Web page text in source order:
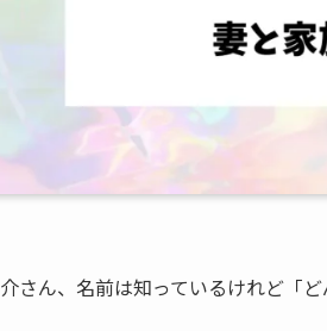
さん、名前は知っているけれど「